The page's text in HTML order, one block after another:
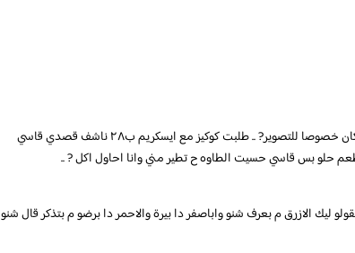
المكان جميل و مارلين مونرو مديه حلاوه للمكان خصوصا للتصوير? .. طلبت كوكيز مع ايسكريم ب٢٨ ناشف قصدي قاسي
حلو بس قاسي حسيت الطاوه ح تطير مني وانا احاول اكل ? ..
ليك الازرق م بعرف شنو واباصفر دا بيرة والاحمر دا برضو م بتذكر قال شنو